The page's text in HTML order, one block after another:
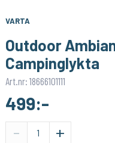
VARTA
Outdoor
Campinglykta
Art.nr: 18666101111
499:-
-
+